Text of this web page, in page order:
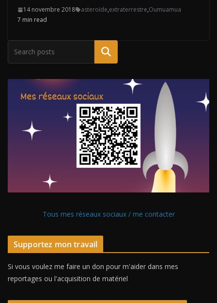
14 novembre 2018 asteroïde,extraterrestre,Oumuamua
7 min read
Tous mes réseaux sociaux / me contacter
Supportez mon travail
Si vous voulez me faire un don pour m'aider dans mes
reportages ou l'acquisition de matériel